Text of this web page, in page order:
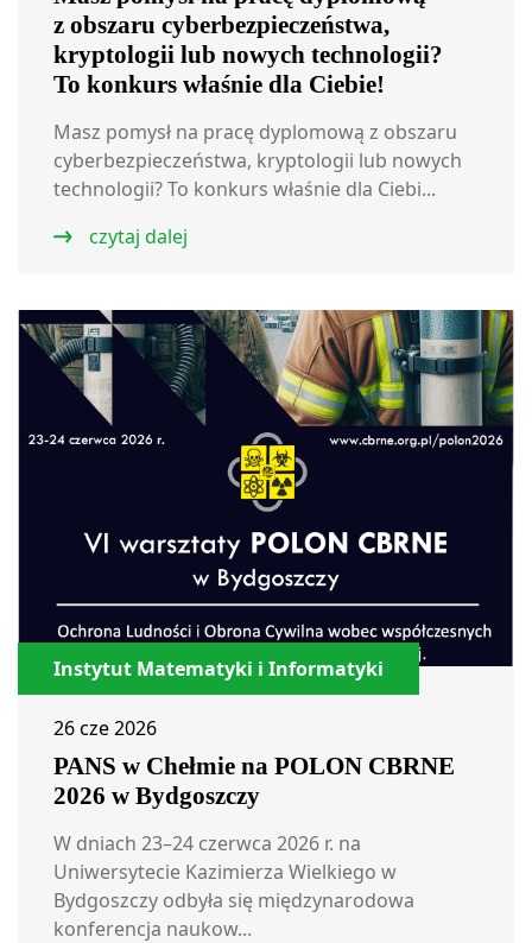
z obszaru cyberbezpieczeństwa,
kryptologii lub nowych technologii?
To konkurs właśnie dla Ciebie!
Masz pomysł na pracę dyplomową z obszaru
cyberbezpieczeństwa, kryptologii lub nowych
technologii? To konkurs właśnie dla Ciebi...
czytaj dalej
Instytut Matematyki i Informatyki
26 cze 2026
PANS w Chełmie na POLON CBRNE
2026 w Bydgoszczy
W dniach 23–24 czerwca 2026 r. na
Uniwersytecie Kazimierza Wielkiego w
Bydgoszczy odbyła się międzynarodowa
konferencja naukow...